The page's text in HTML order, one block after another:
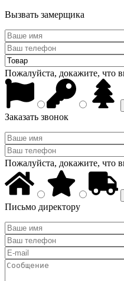
Вызвать замерщика
Пожалуйста, докажите, что
Заказать звонок
Пожалуйста, докажите, что
Письмо директору